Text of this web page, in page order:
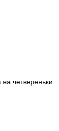
четвереньки.